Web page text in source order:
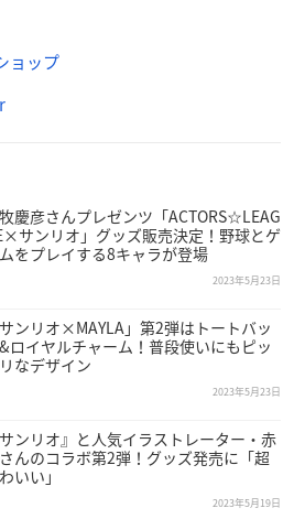
ーズ】キャラクターたちが、かわ
リア感、オーロラ感を生かした
て撮影すれば、映え写真も撮れち
ョップ
慶彦さんプレゼンツ「ACTORS☆LEAG
サンリオ」グッズ販売決定！野球とゲ
をプレイする8キャラが登場
2023年5月23日
サンリオ×MAYLA」第2弾はトートバッ
ロイヤルチャーム！普段使いにもピッ
なデザイン
2023年5月23日
サンリオ』と人気イラストレーター・赤
んのコラボ第2弾！グッズ発売に「超
いい」
2023年5月19日